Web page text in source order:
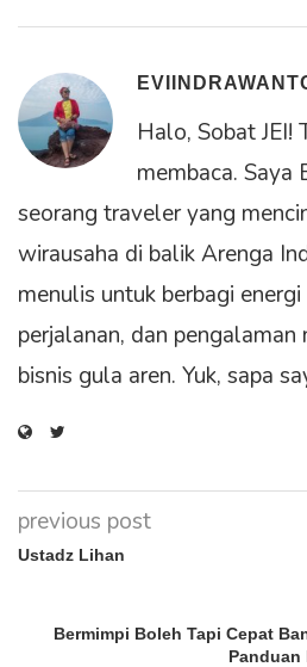
Halo, Sobat JEI!
membaca. Saya
seorang traveler yang
wirausaha di balik Arenga
menulis untuk berbagi
perjalanan, dan
bisnis gula aren. Yuk, sapa
previous post
Ustadz Lihan
Bermimpi Boleh Tapi Cepat
Panduan